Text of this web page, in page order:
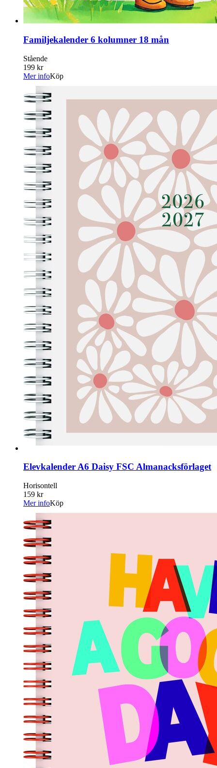
Familjekalender 6 kolumner 18 mån
Stående
199 kr
Mer infoKöp
Elevkalender A6 Daisy FSC Almanacksförlaget
Horisontell
159 kr
Mer infoKöp